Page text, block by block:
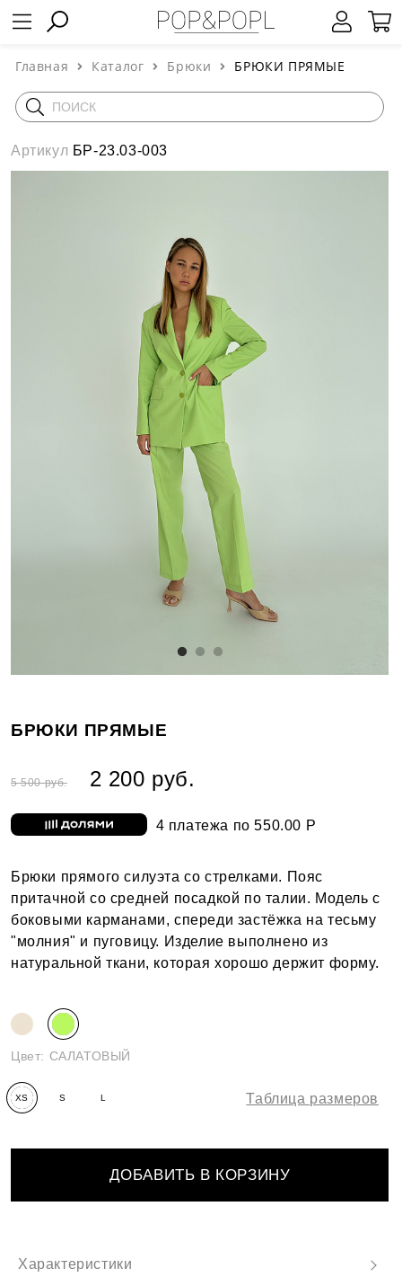
Главная Каталог Брюки БРЮКИ ПРЯМЫЕ
Артикул БР-23.03-003
БРЮКИ ПРЯМЫЕ
5 500 руб. 2 200 руб.
4 платежа по 550.00 Р
Брюки прямого силуэта со стрелками. Пояс
притачной со средней посадкой по талии. Модель с
боковыми карманами, спереди застёжка на тесьму
"молния" и пуговицу. Изделие выполнено из
натуральной ткани, которая хорошо держит форму.
Цвет: САЛАТОВЫЙ
XS S L Таблица размеров
ДОБАВИТЬ В КОРЗИНУ